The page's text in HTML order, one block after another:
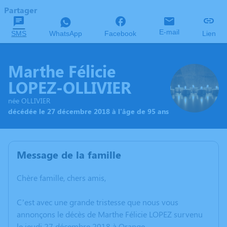
Partager
SMS WhatsApp Facebook E-mail Lien
Marthe Félicie
LOPEZ-OLLIVIER
née OLLIVIER
décédée le 27 décembre 2018 à l'âge de 95 ans
Message de la famille
Chère famille, chers amis,
C’est avec une grande tristesse que nous vous
annonçons le décès de Marthe Félicie LOPEZ survenu